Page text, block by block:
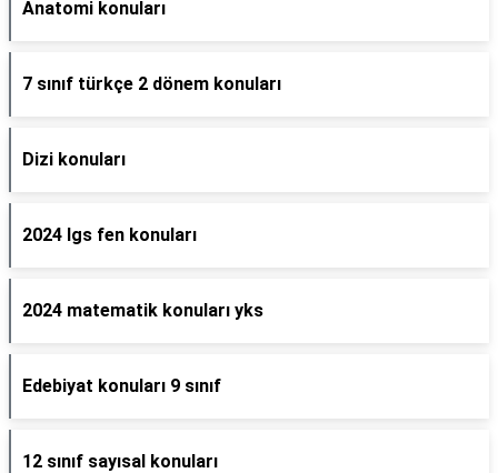
Anatomi konuları
7 sınıf türkçe 2 dönem konuları
Dizi konuları
2024 lgs fen konuları
2024 matematik konuları yks
Edebiyat konuları 9 sınıf
12 sınıf sayısal konuları